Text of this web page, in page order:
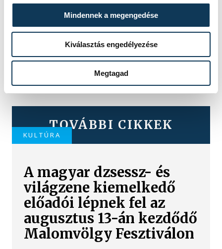
Mindennek a megengedése
Kiválasztás engedélyezése
Megtagad
TOVÁBBI CIKKEK
KULTÚRA
A magyar dzsessz- és
világzene kiemelkedő
előadói lépnek fel az
augusztus 13-án kezdődő
Malomvölgy Fesztiválon